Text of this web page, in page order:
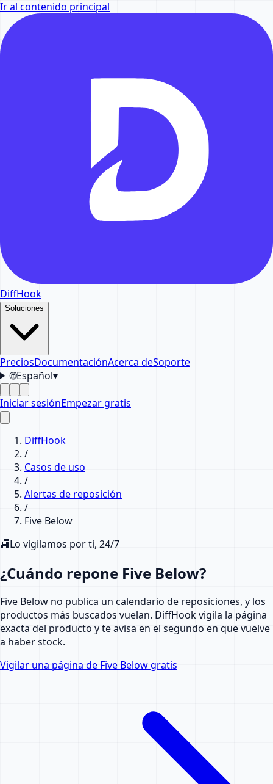
Ir al contenido principal
DiffHook
Soluciones
PreciosDocumentaciónAcerca deSoporte
🌐Español▾
Iniciar sesiónEmpezar gratis
DiffHook
/
Casos de uso
/
Alertas de reposición
/
Five Below
🏬Lo vigilamos por ti, 24/7
¿Cuándo repone Five Below?
Five Below no publica un calendario de reposiciones, y los
productos más buscados vuelan. DiffHook vigila la página
exacta del producto y te avisa en el segundo en que vuelve
a haber stock.
Vigilar una página de Five Below gratis